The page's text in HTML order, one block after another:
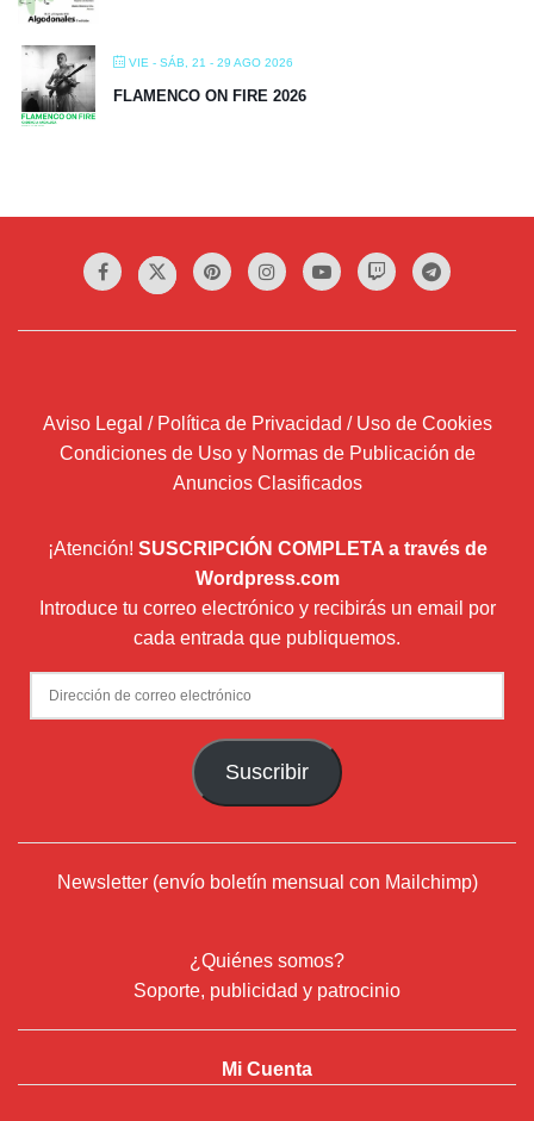
VIE - SÁB, 21 - 29 AGO 2026
FLAMENCO ON FIRE 2026
Aviso Legal / Política de Privacidad / Uso de Cookies
Condiciones de Uso y Normas de Publicación de
Anuncios Clasificados
¡Atención! SUSCRIPCIÓN COMPLETA a través de
Wordpress.com
Introduce tu correo electrónico y recibirás un email por
cada entrada que publiquemos.
Dirección
de
Suscribir
Newsletter (envío boletín mensual con Mailchimp)
¿Quiénes somos?
Soporte, publicidad y patrocinio
Mi Cuenta